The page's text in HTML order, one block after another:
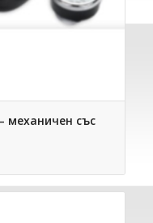
механичен със